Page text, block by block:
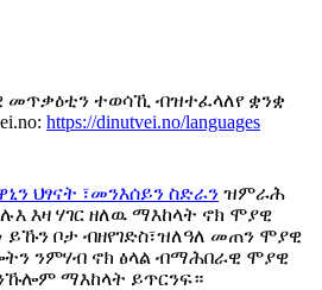
መጥቃዕቲን ተወሳኺ ብዝተፈላለየ ቋንቋ
https://dinutvei.no/languages
ህፃናት ፣መንእሰይን ስድራን ዝምራሕ
እዛ ሃገር ዘለዉ ማእከላት ኖክ ሞያዊ
ይኹን ቦታ ብዘየገድስ፣ዝለዓለ መጠን ሞያዊ
ንምሃብ ኖክ ፅላል ብማሕበራዊ ሞያዊ
ማእከላት ይጥርንፍ።